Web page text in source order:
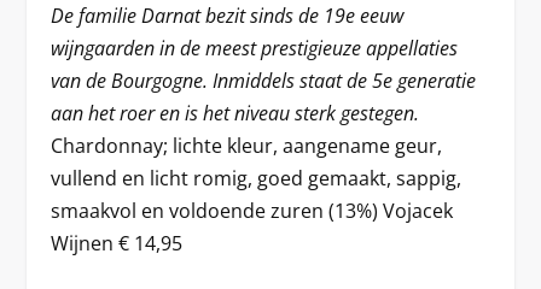
De familie Darnat bezit sinds de 19e eeuw
wijngaarden in de meest prestigieuze appellaties
van de Bourgogne. Inmiddels staat de 5e generatie
aan het roer en is het niveau sterk gestegen.
Chardonnay; lichte kleur, aangename geur,
vullend en licht romig, goed gemaakt, sappig,
smaakvol en voldoende zuren (13%) Vojacek
Wijnen € 14,95